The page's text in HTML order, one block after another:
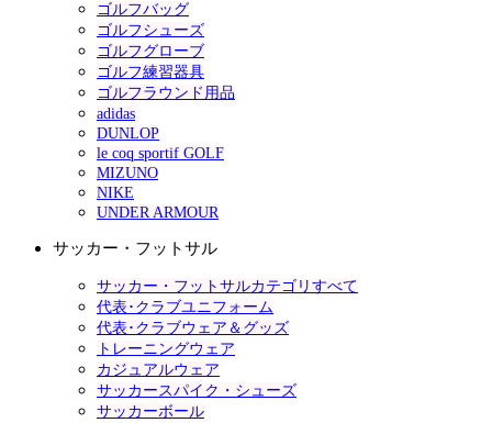
ゴルフバッグ
ゴルフシューズ
ゴルフグローブ
ゴルフ練習器具
ゴルフラウンド用品
adidas
DUNLOP
le coq sportif GOLF
MIZUNO
NIKE
UNDER ARMOUR
サッカー・フットサル
サッカー・フットサルカテゴリすべて
代表･クラブユニフォーム
代表･クラブウェア＆グッズ
トレーニングウェア
カジュアルウェア
サッカースパイク・シューズ
サッカーボール